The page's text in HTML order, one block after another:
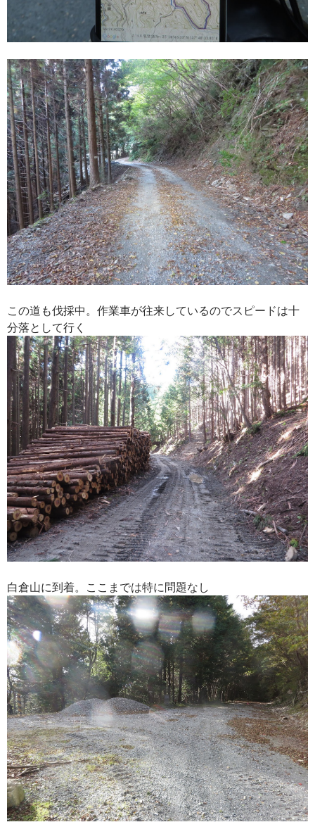
この道も伐採中。作業車が往来しているのでスピードは十
分落として行く
白倉山に到着。ここまでは特に問題なし